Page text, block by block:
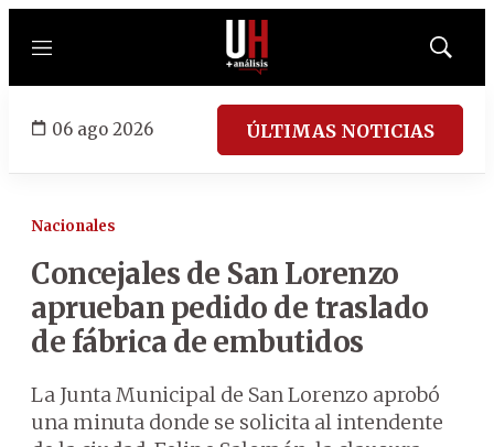
Menú
Mostrar
06 ago 2026 ÚLTIMAS NOTICIAS
Nacionales
Concejales de San Lorenzo
aprueban pedido de traslado
de fábrica de embutidos
La Junta Municipal de San Lorenzo aprobó
una minuta donde se solicita al intendente